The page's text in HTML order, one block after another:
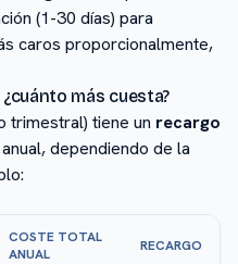
(1-30 días) para
caros proporcionalmente,
más cuesta?
trimestral) tiene un recargo
dependiendo de la
COSTE TOTAL
ANUAL
RECARGO